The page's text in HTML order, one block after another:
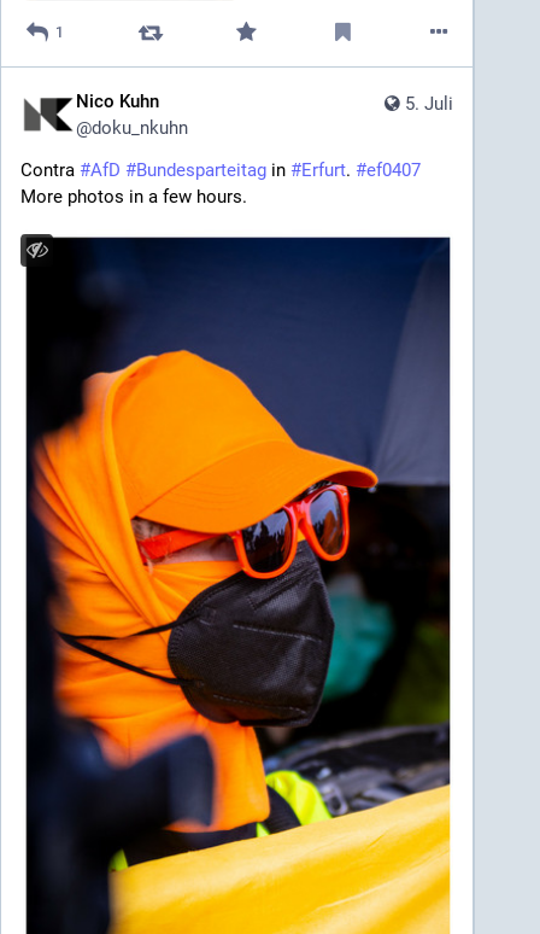
1
5. Juli
Nico Kuhn
@doku_nkuhn
Contra #AfD #Bundesparteitag in #Erfurt. #ef0407
More photos in a few hours.